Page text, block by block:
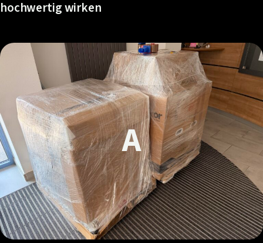
hochwertig wirken